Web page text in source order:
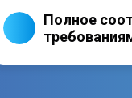
Полное